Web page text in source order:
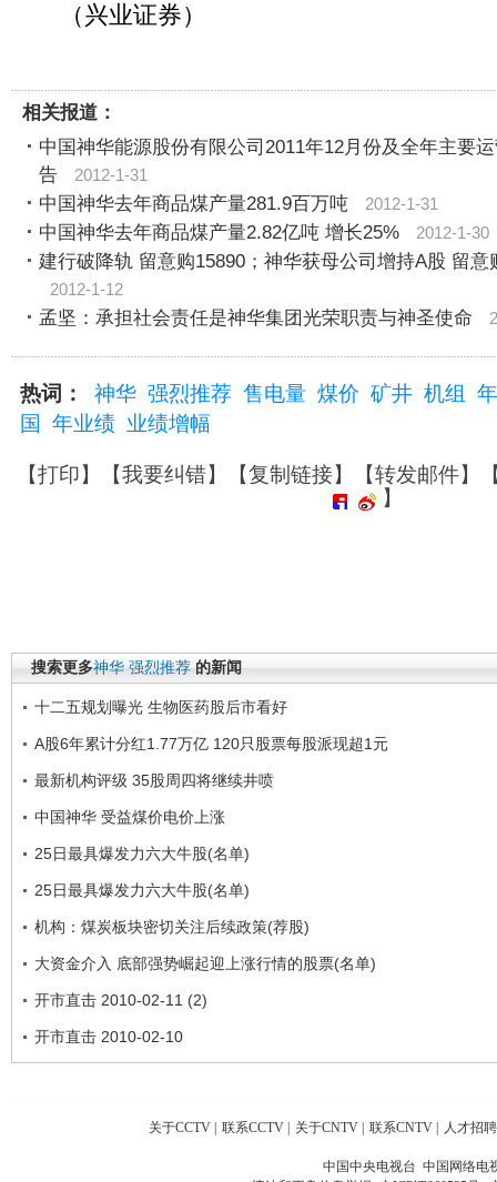
（兴业证券）
相关报道：
中国神华能源股份有限公司2011年12月份及全年主要
告
2012-1-31
中国神华去年商品煤产量281.9百万吨 2012-1-31
中国神华去年商品煤产量2.82亿吨 增长25% 2012-1-30
建行破降轨 留意购15890；神华获母公司增持A股 留意
2012-1-12
孟坚：承担社会责任是神华集团光荣职责与神圣使命
热词： 神华 强烈推荐 售电量 煤价 矿井 机组
国
年业绩 业绩增幅
【打印】【我要纠错】【复制链接】【转发邮件】
】
搜索更多神华 强烈推荐 的新闻
十二五规划曝光 生物医药股后市看好
A股6年累计分红1.77万亿 120只股票每股派现超1元
最新机构评级 35股周四将继续井喷
中国神华 受益煤价电价上涨
25日最具爆发力六大牛股(名单)
25日最具爆发力六大牛股(名单)
机构：煤炭板块密切关注后续政策(荐股)
大资金介入 底部强势崛起迎上涨行情的股票(名单)
开市直击 2010-02-11 (2)
开市直击 2010-02-10
关于CCTV | 联系CCTV | 关于CNTV | 联系CNTV | 人才招聘
中国中央电视台 中国网络电